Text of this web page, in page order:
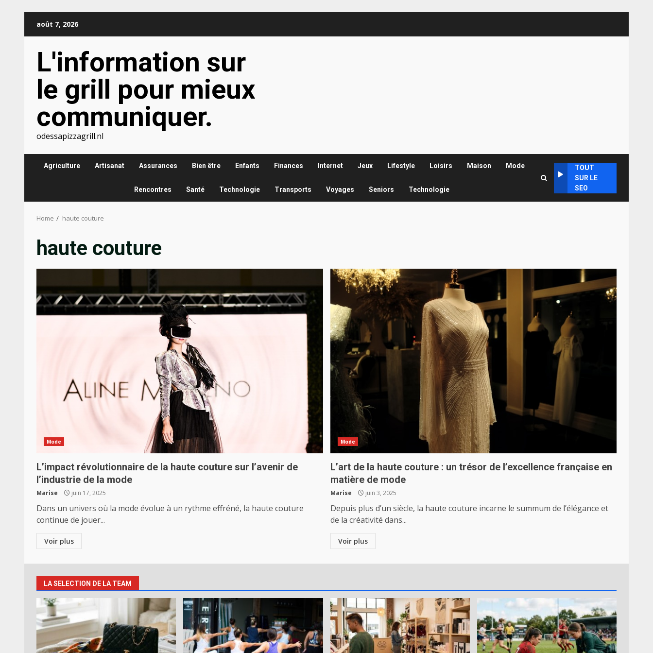
août 7, 2026
L'information sur
le grill pour mieux
communiquer.
odessapizzagrill.nl
Agriculture Artisanat Assurances Bien être Enfants Finances Internet Jeux Lifestyle Loisirs Maison Mode
Rencontres Santé Technologie Transports Voyages Seniors Technologie
TOUT
SUR LE
SEO
Home haute couture
haute couture
Mode
L’impact révolutionnaire de la haute couture sur l’avenir de
l’industrie de la mode
Marise juin 17, 2025
Dans un univers où la mode évolue à un rythme effréné, la haute couture
continue de jouer...
Voir plus
Mode
L’art de la haute couture : un trésor de l’excellence française en
matière de mode
Marise juin 3, 2025
Depuis plus d’un siècle, la haute couture incarne le summum de l’élégance et
de la créativité dans...
Voir plus
LA SELECTION DE LA TEAM